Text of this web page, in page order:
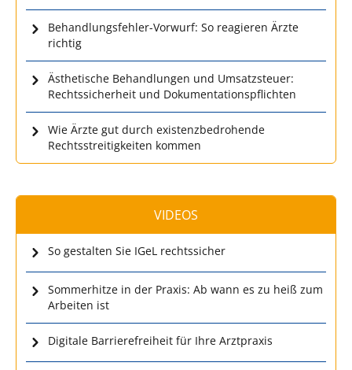
Behandlungsfehler-Vorwurf: So reagieren Ärzte
richtig
Ästhetische Behandlungen und Umsatzsteuer:
Rechtssicherheit und Dokumentationspflichten
Wie Ärzte gut durch existenzbedrohende
Rechtsstreitigkeiten kommen
VIDEOS
So gestalten Sie IGeL rechtssicher
Sommerhitze in der Praxis: Ab wann es zu heiß zum
Arbeiten ist
Digitale Barrierefreiheit für Ihre Arztpraxis